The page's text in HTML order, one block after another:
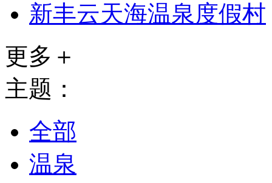
新丰云天海温泉度假村
更多＋
主题：
全部
温泉